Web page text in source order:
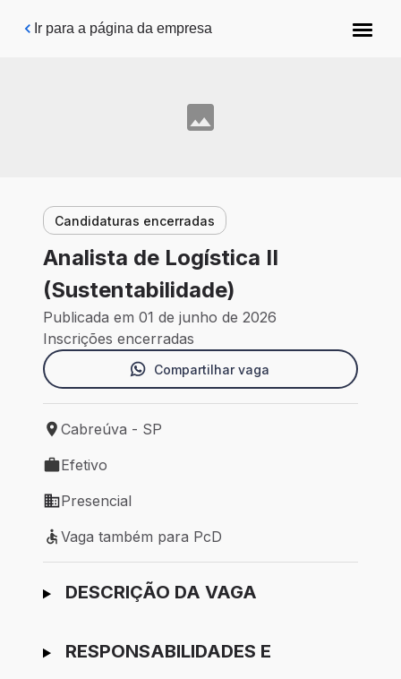
Pular para o conteúdo principal
Ir para a página da empresa
Candidaturas encerradas
Analista de Logística II
(Sustentabilidade)
Publicada em 01 de junho de 2026
Inscrições encerradas
Compartilhar vaga
Local de trabalho: Cabreúva - SP
Cabreúva - SP
Tipo de vaga: Efetivo
Efetivo
Modelo de trabalho: Presencial
Presencial
Vaga também para PcD
Vaga também para PcD
Ir para candidatura
DESCRIÇÃO DA VAGA
RESPONSABILIDADES E